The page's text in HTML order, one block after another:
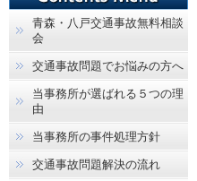
青森・八戸交通事故無料相談
会
交通事故問題でお悩みの方へ
当事務所が選ばれる５つの理
由
当事務所の事件処理方針
交通事故問題解決の流れ